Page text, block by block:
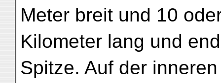
Meter breit und 10
Kilometer lang und
Spitze. Auf der